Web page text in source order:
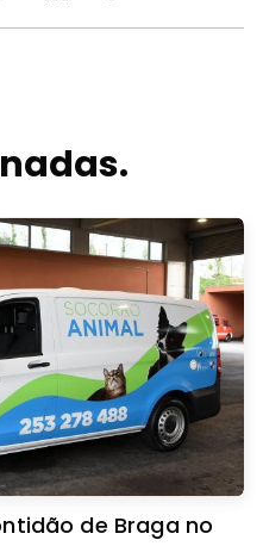
de Braga no